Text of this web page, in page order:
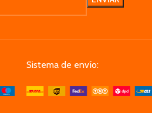
Sistema de envío: